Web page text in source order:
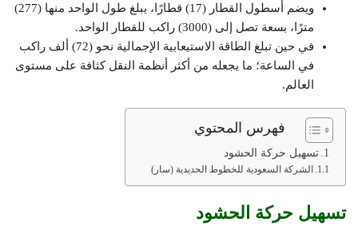
ويضم أسطول القطار (17) قطارًا، يبلغ طول الواحد منها (277)
مترًا، بسعة تصل إلى (3000) راكب للقطار الواحد.
في حين تبلغ الطاقة الاستيعابية الإجمالية نحو (72) ألف راكب
في الساعة؛ ما يجعله من أكثر أنظمة النقل كثافة على مستوى
العالم.
فهرس المحتوي
تسهيل حركة الحشود
الشركة السعودية للخطوط الحديدية (سار)
تسهيل حركة الحشود